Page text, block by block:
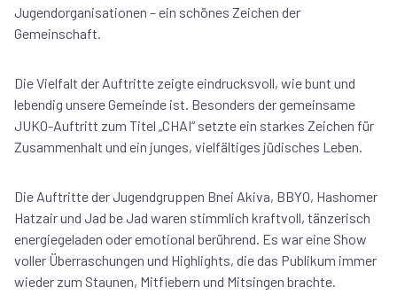
Jugendorganisationen – ein schönes Zeichen der
Gemeinschaft.
Die Vielfalt der Auftritte zeigte eindrucksvoll, wie bunt und
lebendig unsere Gemeinde ist. Besonders der gemeinsame
JUKO-Auftritt zum Titel „CHAI“ setzte ein starkes Zeichen für
Zusammenhalt und ein junges, vielfältiges jüdisches Leben.
Die Auftritte der Jugendgruppen Bnei Akiva, BBYO, Hashomer
Hatzair und Jad be Jad waren stimmlich kraftvoll, tänzerisch
energiegeladen oder emotional berührend. Es war eine Show
voller Überraschungen und Highlights, die das Publikum immer
wieder zum Staunen, Mitfiebern und Mitsingen brachte.